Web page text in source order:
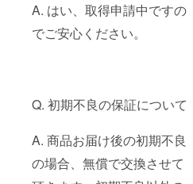
A. はい、取得申請中ですの
でご安心ください。
Q. 初期不良の保証について
A. 商品お届け後の初期不良
の場合、無償で交換させて